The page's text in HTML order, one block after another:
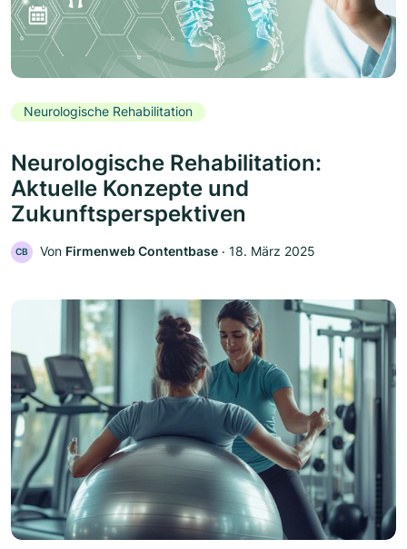
Neurologische Rehabilitation
Neurologische Rehabilitation:
Aktuelle Konzepte und
Zukunftsperspektiven
CB Von Firmenweb Contentbase ‧ 18. März 2025